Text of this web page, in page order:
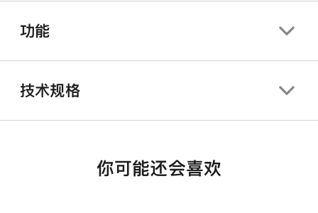
功能
技术规格
你可能还会喜欢